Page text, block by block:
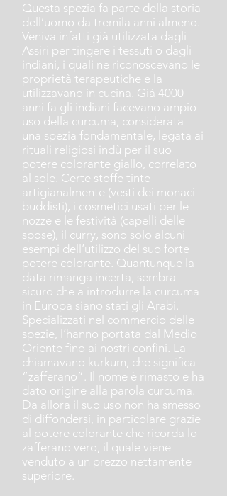
Questa spezia fa parte della storia
dell’uomo da tremila anni almeno.
Veniva infatti già utilizzata dagli
Assiri per tingere i tessuti o dagli
indiani, i quali ne riconoscevano le
proprietà terapeutiche e la
utilizzavano in cucina. Già 4000
anni fa gli indiani facevano ampio
uso della curcuma, considerata
una spezia fondamentale, legata ai
rituali religiosi indù per il suo
potere colorante giallo, correlato
al sole. Certe stoffe tinte
artigianalmente (vesti dei monaci
buddisti), i cosmetici usati per le
nozze e le festività (capelli delle
spose), il curry, sono solo alcuni
esempi dell’utilizzo del suo forte
potere colorante. Quantunque la
data rimanga incerta, sembra
sicuro che a introdurre la curcuma
in Europa siano stati gli Arabi.
Specializzati nel commercio delle
spezie, l’hanno portata dal Medio
Oriente fino ai nostri confini. La
chiamavano kurkum, che significa
“zafferano”. Il nome è rimasto e ha
dato origine alla parola curcuma.
Da allora il suo uso non ha smesso
di diffondersi, in particolare grazie
al potere colorante che ricorda lo
zafferano vero, il quale viene
venduto a un prezzo nettamente
superiore.